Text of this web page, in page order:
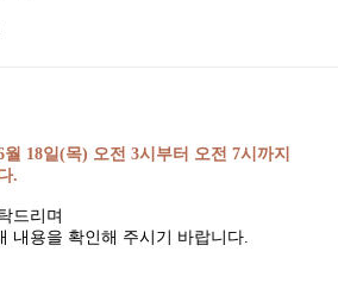
월 18일(목) 오전 3시부터 오전 7시까지
.
드리며
내용을 확인해 주시기 바랍니다.